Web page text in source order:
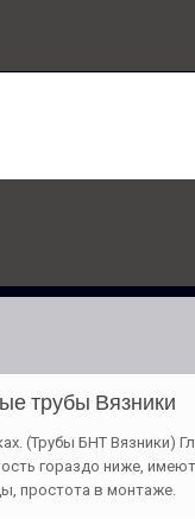
трубы Вязники
(Трубы БНТ Вязники)
гораздо ниже,
простота в монтаже.